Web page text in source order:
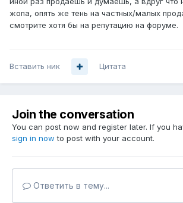
жопа, опять же тень на частных/малых
смотрите хотя бы на репутацию на форуме.
Вставить ник Цитата
Join the conversation
You can post now and register later. If you
sign in now to post with your account.
Ответить в тему...